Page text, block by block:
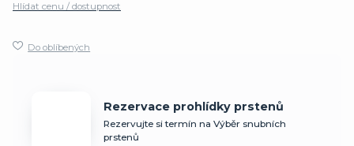
Hlídat cenu / dostupnost
Do oblíbených
Rezervace prohlídky prstenů
Rezervujte si termín na Výběr snubních
prstenů